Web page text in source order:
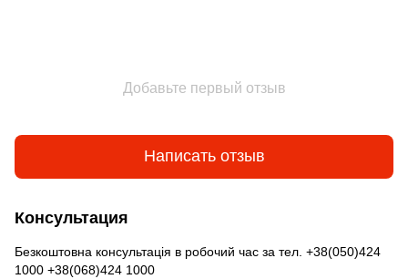
Добавьте первый отзыв
Написать отзыв
Консультация
Безкоштовна консультація в робочий час за тел. +38(050)424
1000 +38(068)424 1000